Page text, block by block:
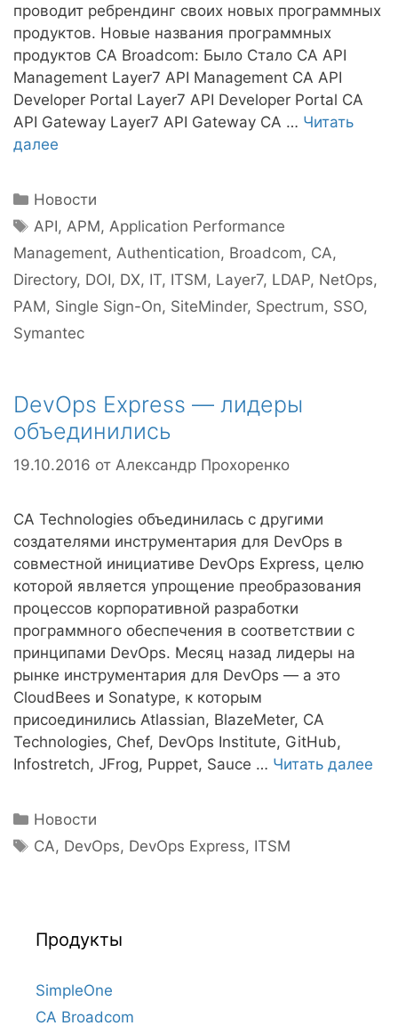
проводит ребрендинг своих новых программных
продуктов. Новые названия программных
продуктов CA Broadcom: Было Стало CA API
Management Layer7 API Management CA API
Developer Portal Layer7 API Developer Portal CA
API Gateway Layer7 API Gateway CA … Читать
далее
Рубрики
Новости
Метки
API, APM, Application Performance
Management, Authentication, Broadcom, CA,
Directory, DOI, DX, IT, ITSM, Layer7, LDAP, NetOps,
PAM, Single Sign-On, SiteMinder, Spectrum, SSO,
Symantec
DevOps Express — лидеры
объединились
19.10.2016 от Александр Прохоренко
CA Technologies объединилась с другими
создателями инструментария для DevOps в
совместной инициативе DevOps Express, целю
которой является упрощение преобразования
процессов корпоративной разработки
программного обеспечения в соответствии с
принципами DevOps. Месяц назад лидеры на
рынке инструментария для DevOps — а это
CloudBees и Sonatype, к которым
присоединились Atlassian, BlazeMeter, CA
Technologies, Chef, DevOps Institute, GitHub,
Infostretch, JFrog, Puppet, Sauce … Читать далее
Рубрики
Новости
Метки
CA, DevOps, DevOps Express, ITSM
Продукты
SimpleOne
CA Broadcom